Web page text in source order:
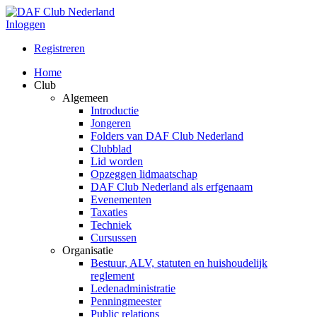
Inloggen
Registreren
Home
Club
Algemeen
Introductie
Jongeren
Folders van DAF Club Nederland
Clubblad
Lid worden
Opzeggen lidmaatschap
DAF Club Nederland als erfgenaam
Evenementen
Taxaties
Techniek
Cursussen
Organisatie
Bestuur, ALV, statuten en huishoudelijk
reglement
Ledenadministratie
Penningmeester
Public relations